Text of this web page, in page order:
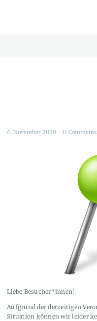
4. November 2020 0 Comments
Liebe Besucher*innen!
Aufgrund der derzeitigen
Situation können wir leider